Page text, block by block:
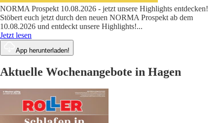
NORMA Prospekt 10.08.2026 - jetzt unsere Highlights entdecken!
Stöbert euch jetzt durch den neuen NORMA Prospekt ab dem
10.08.2026 und entdeckt unsere Highlights!...
Jetzt lesen
App herunterladen!
Aktuelle Wochenangebote in Hagen